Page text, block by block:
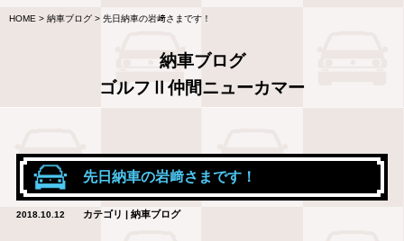
HOME > 納車ブログ > 先日納車の岩﨑さまです！
納車ブログ
ゴルフⅡ仲間ニューカマー
先日納車の岩﨑さまです！
2018.10.12 カテゴリ | 納車ブログ